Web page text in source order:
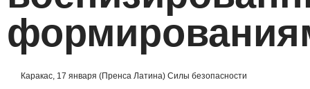
Каракас, 17 января (Пренса Латина) Силы безопасности